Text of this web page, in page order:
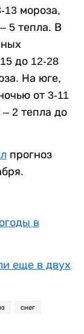
13 мороза,
5 тепла. В
до 12-28
На юге,
от 3-11
2 тепла до
прогноз
в
еще в двух
снег